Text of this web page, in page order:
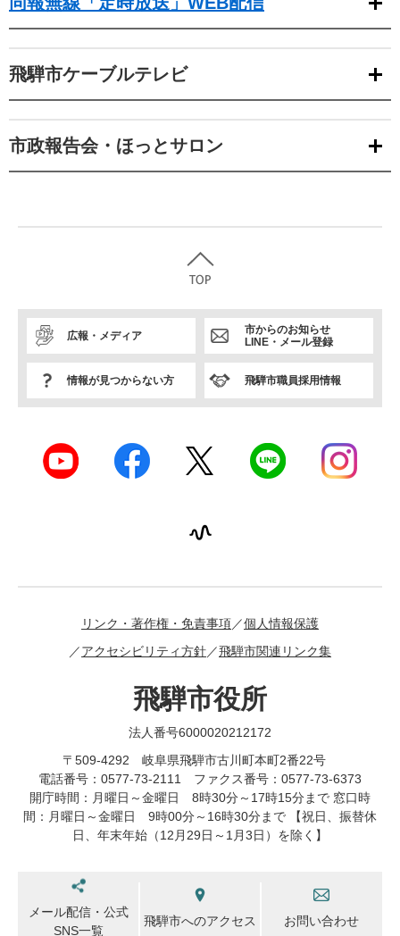
飛騨市ケーブルテレビ
市政報告会・ほっとサロン
広報・メディア
市からのお知らせ
LINE・メール登録
情報が見つからない方 飛騨市職員採用情報
リンク・著作権・免責事項
個人情報保護
アクセシビリティ方針
飛騨市関連リンク集
飛騨市役所
法人番号6000020212172
〒509-4292 岐阜県飛騨市古川町本町2番22号
電話番号：0577-73-2111 ファクス番号：0577-73-6373
開庁時間：月曜日～金曜日 8時30分～17時15分まで 窓口時
間：月曜日～金曜日 9時00分～16時30分まで 【祝日、振替休
日、年末年始（12月29日～1月3日）を除く】
メール配信・公式
SNS一覧
飛騨市へのアクセス お問い合わせ